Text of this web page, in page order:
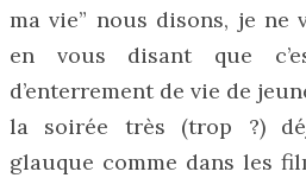
ma vie” nous disons, je ne
en vous disant que
d’enterrement de vie de
la soirée très (trop ?)
glauque comme dans les